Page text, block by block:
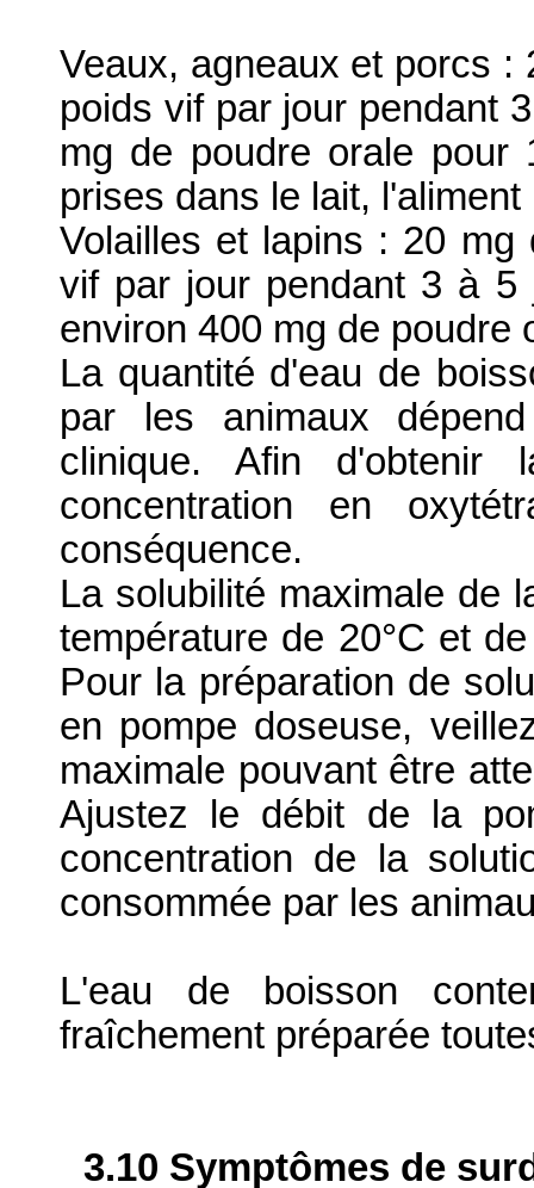
Veaux, agneaux et porcs :
poids vif par jour pendant
mg de poudre orale
prises dans le lait,
Volailles et lapins : 20
vif par jour pendant 3 à 5
environ 400 mg de poudre
La quantité d'eau de
par les animaux
clinique. Afin d'obtenir
concentration en
conséquence.
La solubilité maximale de
température de 20°C et
Pour la préparation de
en pompe doseuse,
maximale pouvant être
Ajustez le débit de la
concentration de la
consommée par les
L'eau de boisson
fraîchement préparée
3.10 Symptômes de